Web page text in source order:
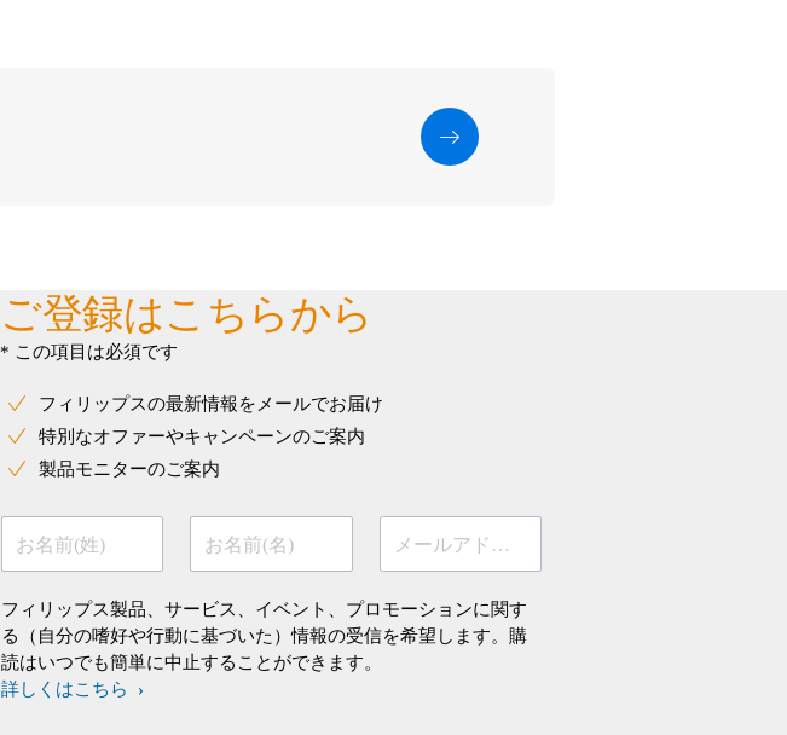
ご登録はこちらから
* この項目は必須です
フィリップスの最新情報をメールでお届け
特別なオファーやキャンペーンのご案内
製品モニターのご案内
お名前(姓) お名前(名) メールアドレス
フィリップス製品、サービス、イベント、プロモーションに関す
る（自分の嗜好や行動に基づいた）情報の受信を希望します。購
読はいつでも簡単に中止することができます。
詳しくはこちら